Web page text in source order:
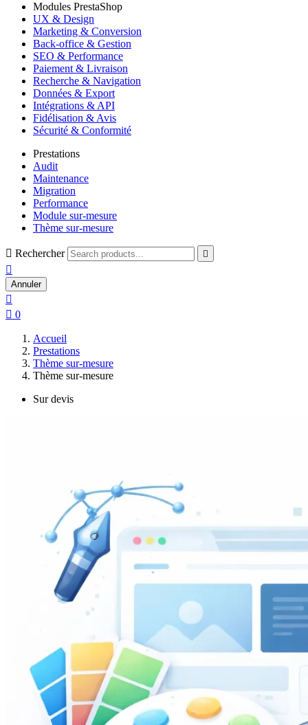
Modules PrestaShop
UX & Design
Marketing & Conversion
Back-office & Gestion
SEO & Performance
Paiement & Livraison
Recherche & Navigation
Données & Export
Intégrations & API
Fidélisation & Avis
Sécurité & Conformité
Prestations
Audit
Maintenance
Migration
Performance
Module sur-mesure
Thème sur-mesure
 Rechercher 

Annuler

 0
Accueil
Prestations
Thème sur-mesure
Thème sur-mesure
Sur devis